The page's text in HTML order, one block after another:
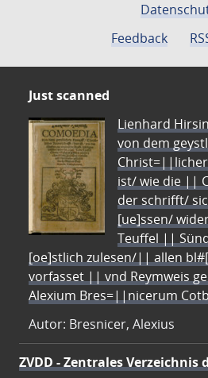
Feedback
Just scanned
Lienhard
von dem
ist/ wie die ||
der schrifft/
[ue]ssen/
Teuffel ||
[oe]stlich zulesen/|| allen
vorfasset || vnd Reymweis
Alexium Bres=||nicerum
Autor: Bresnicer, Alexius
ZVDD - Zentrales